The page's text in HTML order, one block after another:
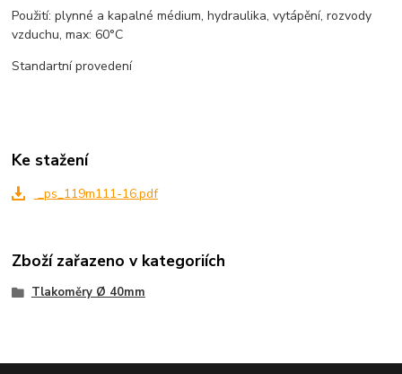
Použití: plynné a kapalné médium, hydraulika, vytápění, rozvody
vzduchu, max: 60°C
Standartní provedení
Ke stažení
_ps_119m111-16.pdf
Zboží zařazeno v kategoriích
Tlakoměry Ø 40mm